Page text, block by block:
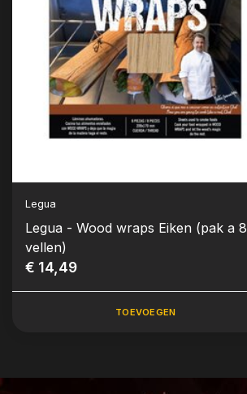
Legua
Legua - Wood wraps Eiken (pak a 8
vellen)
€ 14,49
TOEVOEGEN